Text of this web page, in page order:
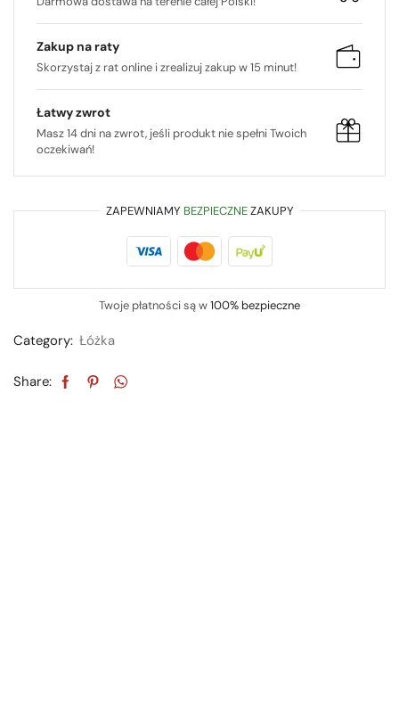
Zakup na raty
Skorzystaj z rat online i zrealizuj zakup w 15 minut!
Łatwy zwrot
Masz 14 dni na zwrot, jeśli produkt nie spełni Twoich
oczekiwań!
ZAPEWNIAMY BEZPIECZNEZAKUPY
Twoje płatności są w100% bezpieczne
Category: Łóżka
Share: